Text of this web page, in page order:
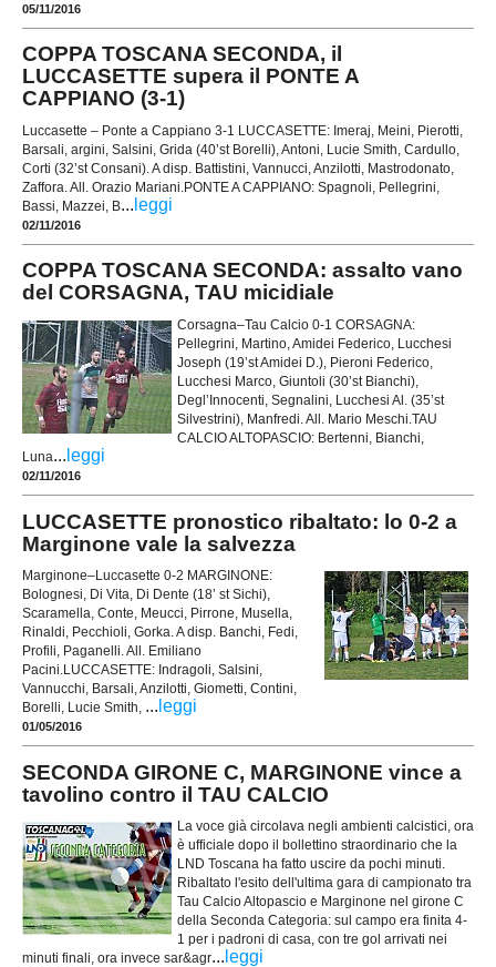
05/11/2016
COPPA TOSCANA SECONDA, il
LUCCASETTE supera il PONTE A
CAPPIANO (3-1)
Luccasette – Ponte a Cappiano 3-1 LUCCASETTE: Imeraj, Meini, Pierotti,
Barsali, argini, Salsini, Grida (40’st Borelli), Antoni, Lucie Smith, Cardullo,
Corti (32’st Consani). A disp. Battistini, Vannucci, Anzilotti, Mastrodonato,
Zaffora. All. Orazio Mariani.PONTE A CAPPIANO: Spagnoli, Pellegrini,
Bassi, Mazzei, B... leggi
02/11/2016
COPPA TOSCANA SECONDA: assalto vano
del CORSAGNA, TAU micidiale
Corsagna–Tau Calcio 0-1 CORSAGNA:
Pellegrini, Martino, Amidei Federico, Lucchesi
Joseph (19’st Amidei D.), Pieroni Federico,
Lucchesi Marco, Giuntoli (30’st Bianchi),
Degl’Innocenti, Segnalini, Lucchesi Al. (35’st
Silvestrini), Manfredi. All. Mario Meschi.TAU
CALCIO ALTOPASCIO: Bertenni, Bianchi,
Luna... leggi
02/11/2016
LUCCASETTE pronostico ribaltato: lo 0-2 a
Marginone vale la salvezza
Marginone–Luccasette 0-2 MARGINONE:
Bolognesi, Di Vita, Di Dente (18’ st Sichi),
Scaramella, Conte, Meucci, Pirrone, Musella,
Rinaldi, Pecchioli, Gorka. A disp. Banchi, Fedi,
Profili, Paganelli. All. Emiliano
Pacini.LUCCASETTE: Indragoli, Salsini,
Vannucchi, Barsali, Anzilotti, Giometti, Contini,
Borelli, Lucie Smith, ... leggi
01/05/2016
SECONDA GIRONE C, MARGINONE vince a
tavolino contro il TAU CALCIO
La voce già circolava negli ambienti calcistici, ora
è ufficiale dopo il bollettino straordinario che la
LND Toscana ha fatto uscire da pochi minuti.
Ribaltato l'esito dell'ultima gara di campionato tra
Tau Calcio Altopascio e Marginone nel girone C
della Seconda Categoria: sul campo era finita 4-
1 per i padroni di casa, con tre gol arrivati nei
minuti finali, ora invece sar&agr... leggi